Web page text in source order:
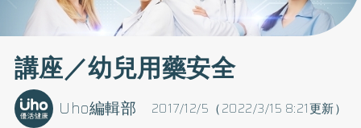
講座／幼兒用藥安全
2017/12/5（2022/3/15 8:21更新）
Uho編輯部